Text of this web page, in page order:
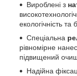
Вироблені з
екологічність та
Спеціальна
рівномірне
підвищений
Надійна